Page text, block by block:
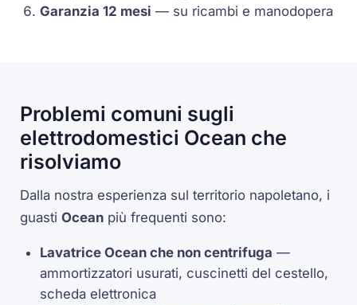
Garanzia 12 mesi — su ricambi e manodopera
Problemi comuni sugli
elettrodomestici Ocean che
risolviamo
Dalla nostra esperienza sul territorio napoletano, i
guastiOcean più frequenti sono:
Lavatrice Ocean che non centrifuga —
ammortizzatori usurati, cuscinetti del cestello,
scheda elettronica